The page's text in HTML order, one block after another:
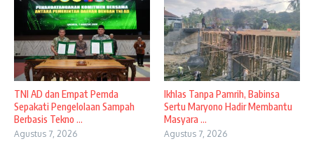
TNI AD dan Empat Pemda
Sepakati Pengelolaan Sampah
Berbasis Tekno ...
Agustus 7, 2026
Ikhlas Tanpa Pamrih, Babinsa
Sertu Maryono Hadir Membantu
Masyara ...
Agustus 7, 2026